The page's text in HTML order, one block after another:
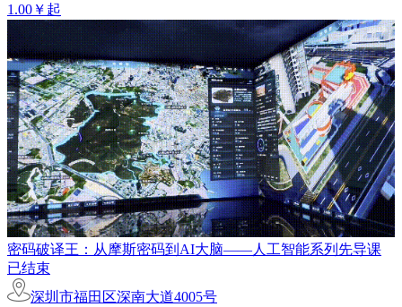
1.00￥起
密码破译王：从摩斯密码到AI大脑——人工智能系列先导课
已结束
深圳市福田区深南大道4005号